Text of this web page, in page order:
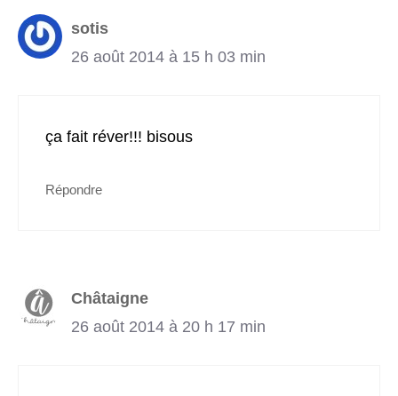
sotis
26 août 2014 à 15 h 03 min
ça fait réver!!! bisous
Répondre
Châtaigne
26 août 2014 à 20 h 17 min